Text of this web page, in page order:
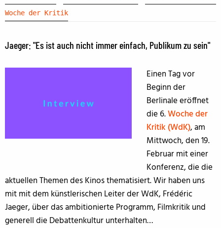
Woche der Kritik
Jaeger: "Es ist auch nicht immer einfach, Publikum zu sein"
Einen Tag vor
Beginn der
Berlinale eröffnet
die 6.Woche der
Kritik (WdK), am
Mittwoch, den 19.
Februar mit einer
Konferenz, die die
aktuellen Themen des Kinos thematisiert. Wir haben uns
mit mit dem künstlerischen Leiter der WdK, Frédéric
Jaeger, über das ambitionierte Programm, Filmkritik und
generell die Debattenkultur unterhalten…